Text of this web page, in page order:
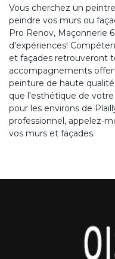
Vous cherchez un
peindre vos murs ou
Pro Renov, Maçonnerie
d'expériences!
et façades retrouveront
accompagnements
peinture de haute
que l'esthétique de
pour les environs de
professionnel, appelez-
vos murs et façades.